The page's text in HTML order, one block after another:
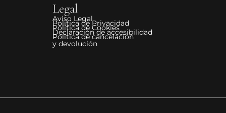
Legal
Aviso Legal
Política de Privacidad
Política de Cookies
Declaración de accesibilidad
Política de cancelación
y devolución